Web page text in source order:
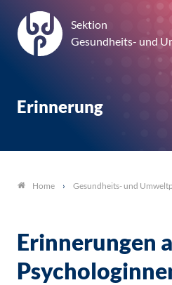
Sektion
Gesundheits- und
Erinnerung
Home Gesundheits- und
Erinnerungen